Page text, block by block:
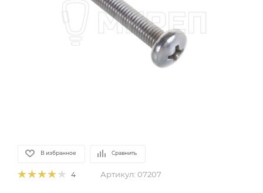
В избранное Сравнить
4 Артикул: 07207